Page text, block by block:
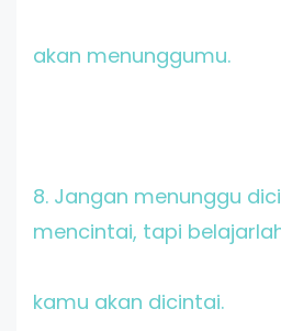
akan menunggumu.
8. Jangan menunggu
mencintai, tapi
kamu akan dicintai.